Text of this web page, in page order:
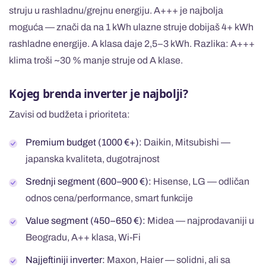
struju u rashladnu/grejnu energiju. A+++ je najbolja
moguća — znači da na 1 kWh ulazne struje dobijaš 4+ kWh
rashladne energije. A klasa daje 2,5–3 kWh. Razlika: A+++
klima troši ~30 % manje struje od A klase.
Kojeg brenda inverter je najbolji?
Zavisi od budžeta i prioriteta:
Premium budget (1000 €+): Daikin, Mitsubishi —
japanska kvaliteta, dugotrajnost
Srednji segment (600–900 €): Hisense, LG — odličan
odnos cena/performance, smart funkcije
Value segment (450–650 €): Midea — najprodavaniji u
Beogradu, A++ klasa, Wi-Fi
Najjeftiniji inverter: Maxon, Haier — solidni, ali sa